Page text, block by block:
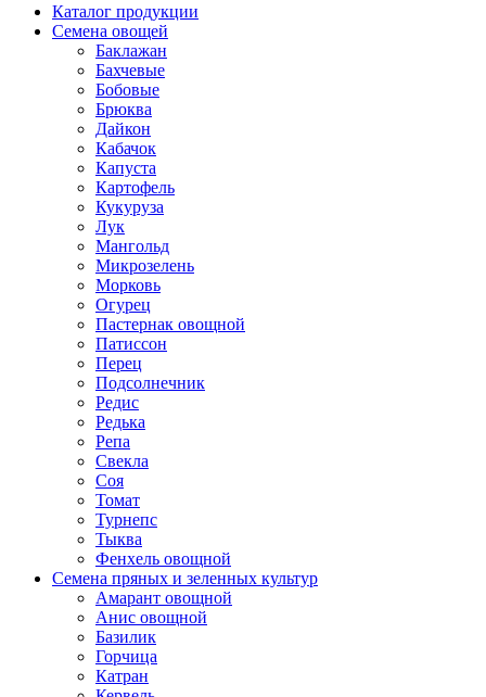
Каталог продукции
Семена овощей
Баклажан
Бахчевые
Бобовые
Брюква
Дайкон
Кабачок
Капуста
Картофель
Кукуруза
Лук
Мангольд
Микрозелень
Морковь
Огурец
Пастернак овощной
Патиссон
Перец
Подсолнечник
Редис
Редька
Репа
Свекла
Соя
Томат
Турнепс
Тыква
Фенхель овощной
Семена пряных и зеленных культур
Амарант овощной
Анис овощной
Базилик
Горчица
Катран